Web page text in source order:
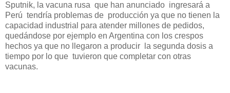
Sputnik, la vacuna rusa que han anunciado ingresará a
Perú tendría problemas de producción ya que no tienen la
capacidad industrial para atender millones de pedidos,
quedándose por ejemplo en Argentina con los crespos
hechos ya que no llegaron a producir la segunda dosis a
tiempo por lo que tuvieron que completar con otras
vacunas.